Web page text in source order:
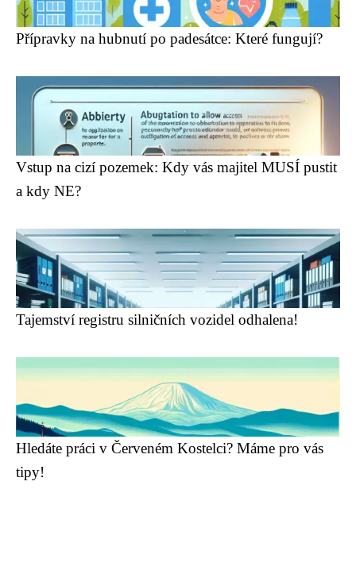
Přípravky na hubnutí po padesátce: Které fungují?
Vstup na cizí pozemek: Kdy vás majitel MUSÍ pustit
a kdy NE?
Tajemství registru silničních vozidel odhalena!
Hledáte práci v Červeném Kostelci? Máme pro vás
tipy!